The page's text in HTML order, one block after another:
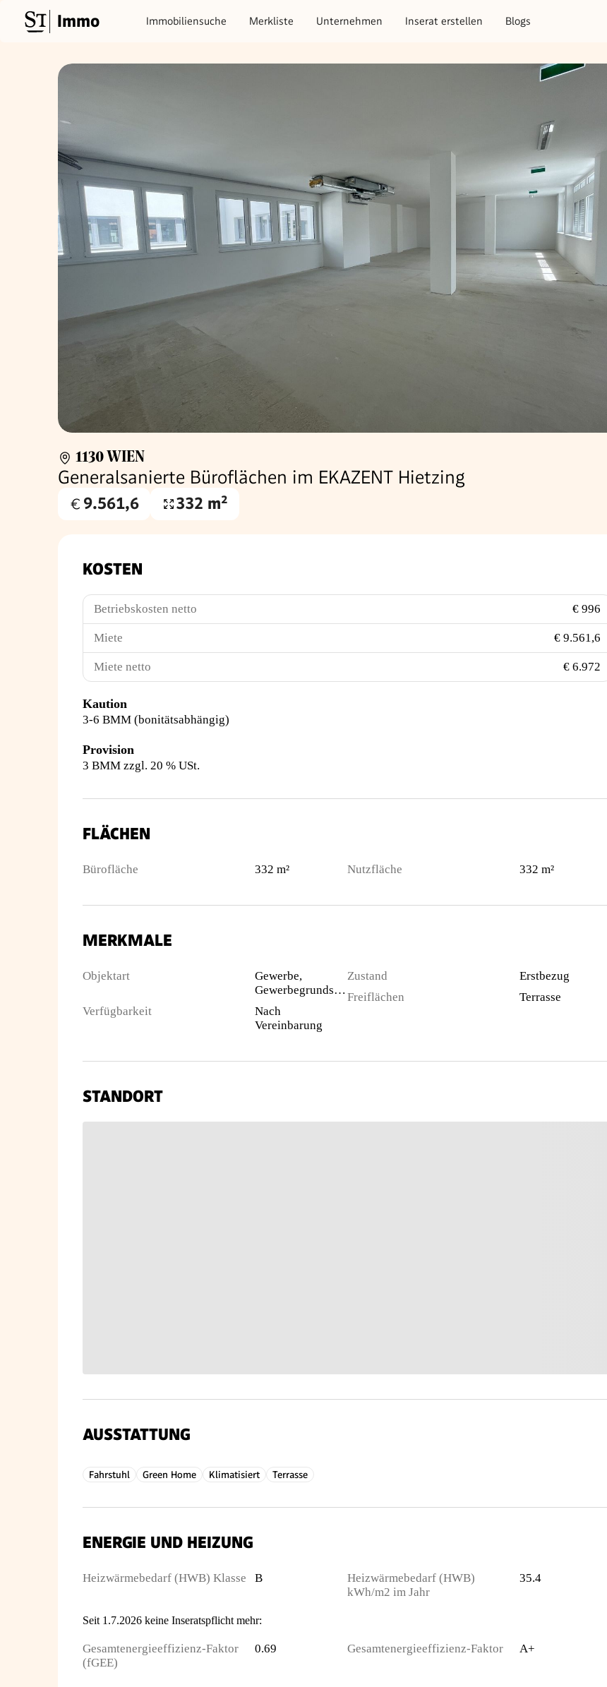
Immo Immobiliensuche Merkliste Unternehmen Inserat erstellen Blogs
1130 WIEN
Generalsanierte Büroflächen im EKAZENT Hietzing
Gesamtmiete
9.561,6
Nutzfläche
332 m²
KOSTEN
Betriebskosten netto € 996
Miete € 9.561,6
Miete netto € 6.972
Kaution
3-6 BMM (bonitätsabhängig)
Provision
3 BMM zzgl. 20 % USt.
FLÄCHEN
Bürofläche 332 m² Nutzfläche 332 m²
MERKMALE
Objektart
Gewerbe,
Gewerbegrundstück
Verfügbarkeit
Nach
Vereinbarung
Zustand
Erstbezug
Freiflächen
Terrasse
STANDORT
AUSSTATTUNG
Fahrstuhl Green Home Klimatisiert Terrasse
ENERGIE UND HEIZUNG
Heizwärmebedarf (HWB) Klasse B
Heizwärmebedarf (HWB)
kWh/m2 im Jahr
35.4
Seit 1.7.2026 keine Inseratspflicht mehr:
Gesamtenergieeffizienz-Faktor
(fGEE)
0.69 Gesamtenergieeffizienz-Faktor A+